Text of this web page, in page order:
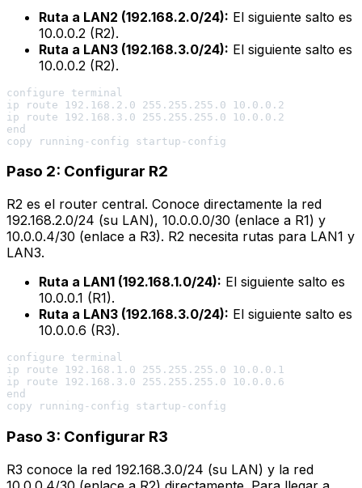
Ruta a LAN2 (192.168.2.0/24): El siguiente salto es
10.0.0.2 (R2).
Ruta a LAN3 (192.168.3.0/24): El siguiente salto es
10.0.0.2 (R2).
configure terminal
ip route 192.168.2.0 255.255.255.0 10.0.0.2
ip route 192.168.3.0 255.255.255.0 10.0.0.2
end
Paso 2: Configurar R2
R2 es el router central. Conoce directamente la red
192.168.2.0/24 (su LAN), 10.0.0.0/30 (enlace a R1) y
10.0.0.4/30 (enlace a R3). R2 necesita rutas para LAN1 y
LAN3.
Ruta a LAN1 (192.168.1.0/24): El siguiente salto es
10.0.0.1 (R1).
Ruta a LAN3 (192.168.3.0/24): El siguiente salto es
10.0.0.6 (R3).
configure terminal
ip route 192.168.1.0 255.255.255.0 10.0.0.1
ip route 192.168.3.0 255.255.255.0 10.0.0.6
end
Paso 3: Configurar R3
R3 conoce la red 192.168.3.0/24 (su LAN) y la red